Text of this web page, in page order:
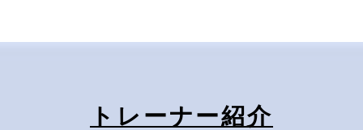
トレーナー紹介